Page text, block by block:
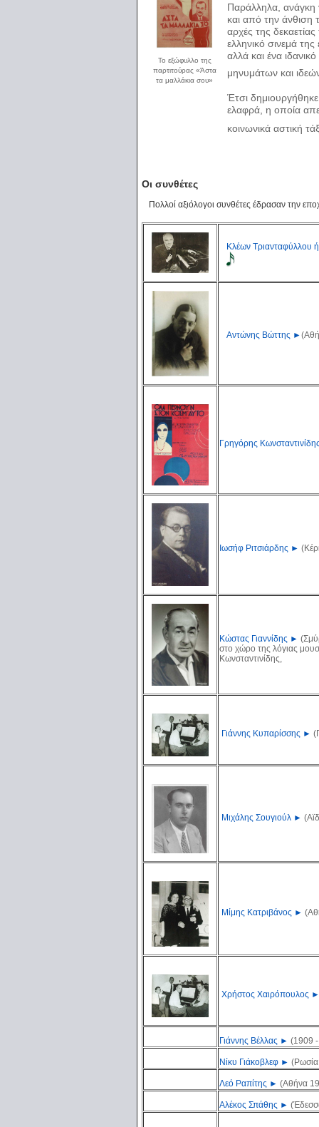
Το εξώφυλλο της
παρτιτούρας «Άστα
τα μαλλάκια σου»
Παράλληλα, ανάγκη
και από την άνθιση
αρχές της
ελληνικό σινεμά
αλλά και ένα
μηνυμάτων και
Έτσι
ελαφρά, η οποία
κοινωνικά αστική
Οι συνθέτες
Πολλοί αξιόλογοι συνθέτες έδρασαν την
Κλέων Τριανταφύλλου ή
Αντώνης Βώττης ►
Γρηγόρης
Ιωσήφ Ριτσιάρδης ►
Κώστας Γιαννίδης ►
στο χώρο της λόγιας
Κωνσταντινίδης,
Γιάννης Κυπαρίσσης ►
Μιχάλης Σουγιούλ ►
Μίμης Κατριβάνος ►
Χρήστος Χαιρόπουλος ►
Γιάννης Βέλλας ► (1909
Νίκυ Γιάκοβλεφ ►
Λεό Ραπίτης ► (Αθήνα
Αλέκος Σπάθης ►